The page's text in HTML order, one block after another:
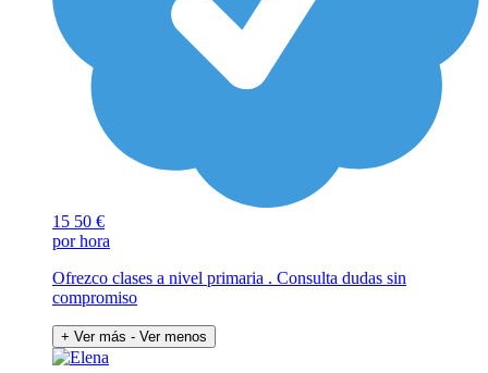
15 50 €
por hora
Ofrezco clases a nivel primaria . Consulta dudas sin
compromiso
+ Ver más - Ver menos